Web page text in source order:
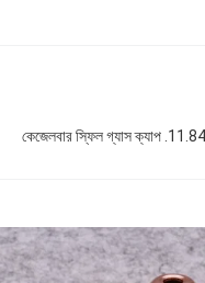
কেজেলবার স্ফিল গ্যাস ক্যাপ